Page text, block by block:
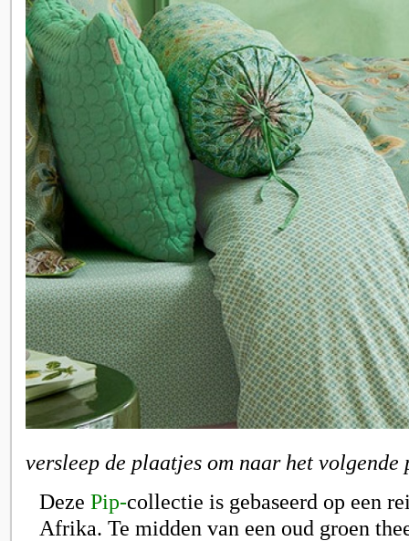
versleep de plaatjes om naar het
Deze Pip-collectie is gebaseerd op een
Afrika. Te midden van een oud groen